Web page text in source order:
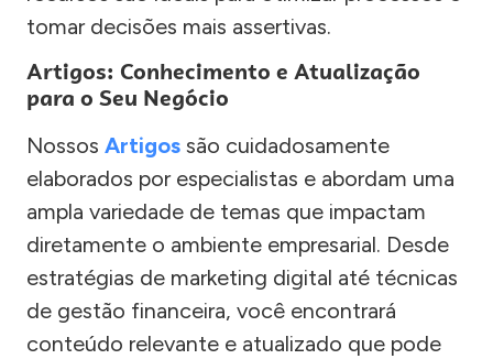
tomar decisões mais assertivas.
Artigos: Conhecimento e Atualização
para o Seu Negócio
Nossos Artigos são cuidadosamente
elaborados por especialistas e abordam uma
ampla variedade de temas que impactam
diretamente o ambiente empresarial. Desde
estratégias de marketing digital até técnicas
de gestão financeira, você encontrará
conteúdo relevante e atualizado que pode